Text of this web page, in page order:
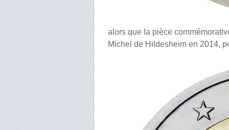
alors que la pièce
Michel de Hildesheim en 2014,